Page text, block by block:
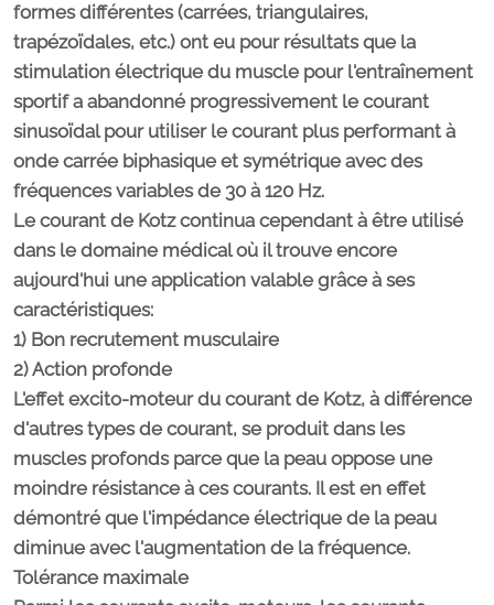
formes différentes (carrées, triangulaires,
trapézoïdales, etc.) ont eu pour résultats que la
stimulation électrique du muscle pour l'entraînement
sportif a abandonné progressivement le courant
sinusoïdal pour utiliser le courant plus performant à
onde carrée biphasique et symétrique avec des
fréquences variables de 30 à 120 Hz.
Le courant de Kotz continua cependant à être utilisé
dans le domaine médical où il trouve encore
aujourd'hui une application valable grâce à ses
caractéristiques:
1) Bon recrutement musculaire
2) Action profonde
L'effet excito-moteur du courant de Kotz, à différence
d'autres types de courant, se produit dans les
muscles profonds parce que la peau oppose une
moindre résistance à ces courants. Il est en effet
démontré que l'impédance électrique de la peau
diminue avec l'augmentation de la fréquence.
Tolérance maximale